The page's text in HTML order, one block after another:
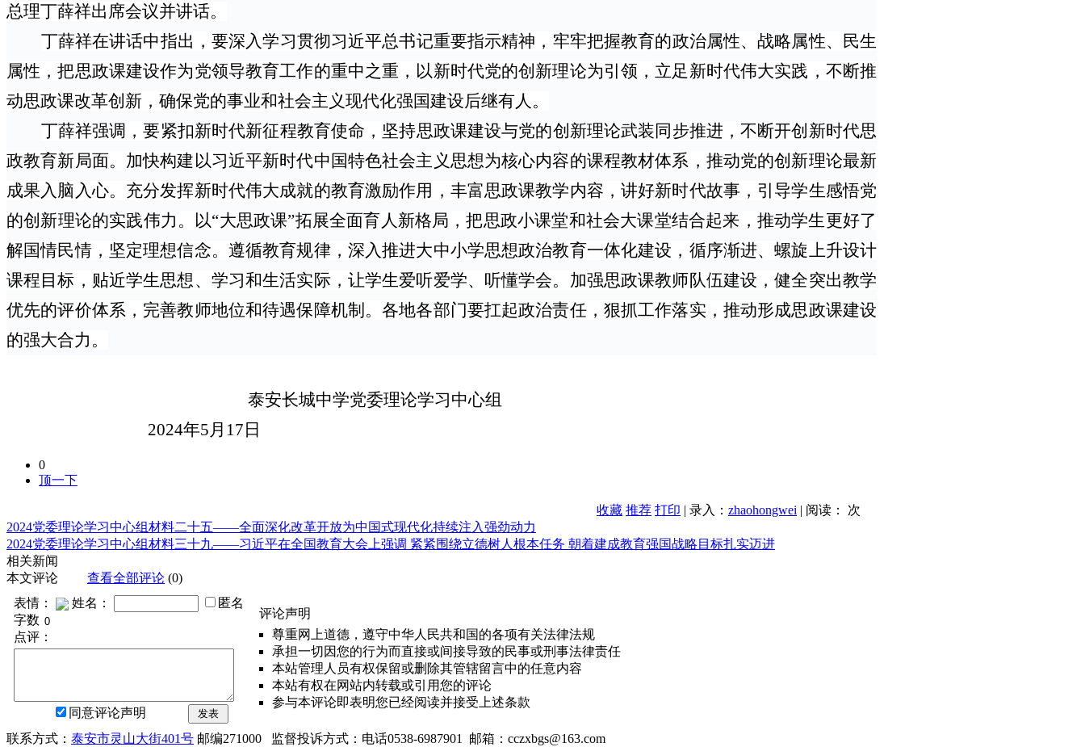
总理丁薛祥出席会议并讲话。
丁薛祥在讲话中指出，要深入学习贯彻习近平总书记重要指示精神，牢牢把握教育的政治属性、战略属性、民生
属性，把思政课建设作为党领导教育工作的重中之重，以新时代党的创新理论为引领，立足新时代伟大实践，不断推
动思政课改革创新，确保党的事业和社会主义现代化强国建设后继有人。
丁薛祥强调，要紧扣新时代新征程教育使命，坚持思政课建设与党的创新理论武装同步推进，不断开创新时代思
政教育新局面。加快构建以习近平新时代中国特色社会主义思想为核心内容的课程教材体系，推动党的创新理论最新
成果入脑入心。充分发挥新时代伟大成就的教育激励作用，丰富思政课教学内容，讲好新时代故事，引导学生感悟党
的创新理论的实践伟力。以“大思政课”拓展全面育人新格局，把思政小课堂和社会大课堂结合起来，推动学生更好了
解国情民情，坚定理想信念。遵循教育规律，深入推进大中小学思想政治教育一体化建设，循序渐进、螺旋上升设计
课程目标，贴近学生思想、学习和生活实际，让学生爱听爱学、听懂学会。加强思政课教师队伍建设，健全突出教学
优先的评价体系，完善教师地位和待遇保障机制。各地各部门要扛起政治责任，狠抓工作落实，推动形成思政课建设
的强大合力。
泰安长城中学党委理论学习中心组
2024年5月17日
0
顶一下
收藏 推荐 打印 | 录入： zhaohongwei | 阅读：
次
2024党委理论学习中心组材料二十五——全面深化改革开放为中国式现代化持续注入强劲动力
2024党委理论学习中心组材料三十九——习近平在全国教育大会上强调 紧紧围绕立德树人根本任务 朝着建成教育强国战略目标扎实迈进
相关新闻
本文评论
查看全部评论 (0)
表情：
姓名：
匿名
字数
点评：
同意评论声明 发表
评论声明
尊重网上道德，遵守中华人民共和国的各项有关法律法规
承担一切因您的行为而直接或间接导致的民事或刑事法律责任
本站管理人员有权保留或删除其管辖留言中的任意内容
本站有权在网站内转载或引用您的评论
参与本评论即表明您已经阅读并接受上述条款
联系方式： 泰安市灵山大街401号 邮编271000 监督投诉方式：电话0538-6987901 邮箱：cczxbgs@163.com